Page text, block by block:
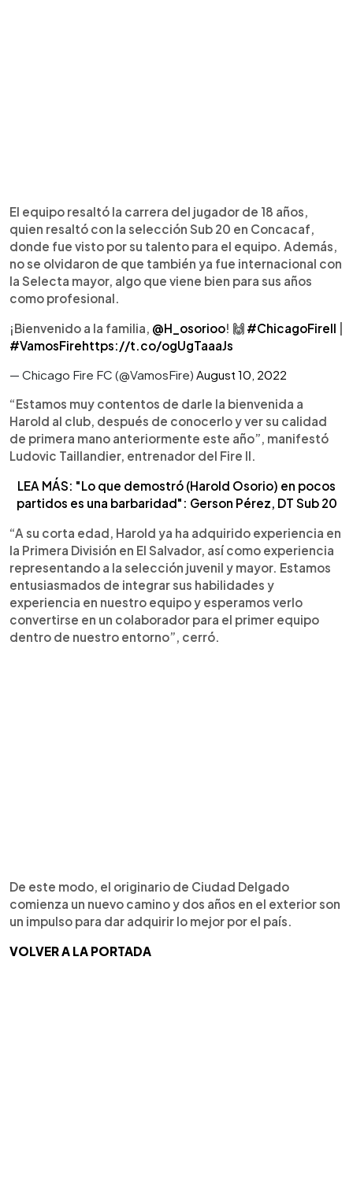
El equipo resaltó la carrera del jugador de 18 años,
quien resaltó con la selección Sub 20 en Concacaf,
donde fue visto por su talento para el equipo. Además,
no se olvidaron de que también ya fue internacional con
la Selecta mayor, algo que viene bien para sus años
como profesional.
¡Bienvenido a la familia, @H_osorioo! 🙌 #ChicagoFireII
#VamosFirehttps://t.co/ogUgTaaaJs
— Chicago Fire FC (@VamosFire) August 10, 2022
“Estamos muy contentos de darle la bienvenida a
Harold al club, después de conocerlo y ver su calidad
de primera mano anteriormente este año”, manifestó
Ludovic Taillandier, entrenador del Fire II.
LEA MÁS: "Lo que demostró (Harold Osorio) en pocos
partidos es una barbaridad": Gerson Pérez, DT Sub 20
“A su corta edad, Harold ya ha adquirido experiencia en
la Primera División en El Salvador, así como experiencia
representando a la selección juvenil y mayor. Estamos
entusiasmados de integrar sus habilidades y
experiencia en nuestro equipo y esperamos verlo
convertirse en un colaborador para el primer equipo
dentro de nuestro entorno”, cerró.
De este modo, el originario de Ciudad Delgado
comienza un nuevo camino y dos años en el exterior son
un impulso para dar adquirir lo mejor por el país.
VOLVER A LA PORTADA